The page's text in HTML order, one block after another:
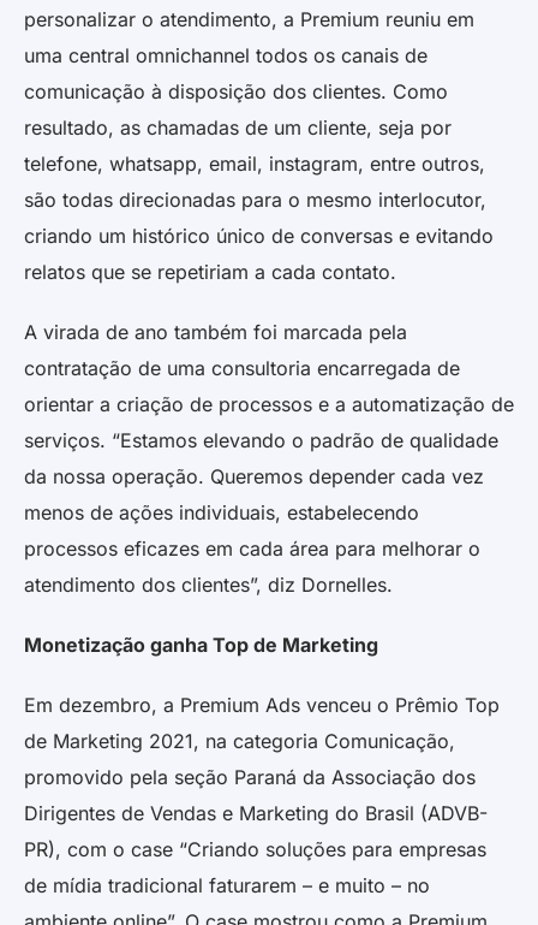
personalizar o atendimento, a Premium reuniu em
uma central omnichannel todos os canais de
comunicação à disposição dos clientes. Como
resultado, as chamadas de um cliente, seja por
telefone, whatsapp, email, instagram, entre outros,
são todas direcionadas para o mesmo interlocutor,
criando um histórico único de conversas e evitando
relatos que se repetiriam a cada contato.
A virada de ano também foi marcada pela
contratação de uma consultoria encarregada de
orientar a criação de processos e a automatização de
serviços. “Estamos elevando o padrão de qualidade
da nossa operação. Queremos depender cada vez
menos de ações individuais, estabelecendo
processos eficazes em cada área para melhorar o
atendimento dos clientes”, diz Dornelles.
Monetização ganha Top de Marketing
Em dezembro, a Premium Ads venceu o Prêmio Top
de Marketing 2021, na categoria Comunicação,
promovido pela seção Paraná da Associação dos
Dirigentes de Vendas e Marketing do Brasil (ADVB-
PR), com o case “Criando soluções para empresas
de mídia tradicional faturarem – e muito – no